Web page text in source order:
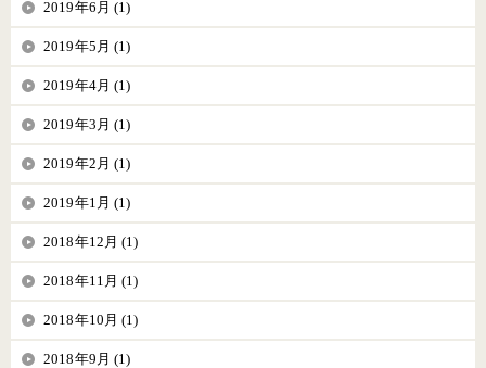
2019年6月 (1)
2019年5月 (1)
2019年4月 (1)
2019年3月 (1)
2019年2月 (1)
2019年1月 (1)
2018年12月 (1)
2018年11月 (1)
2018年10月 (1)
2018年9月 (1)